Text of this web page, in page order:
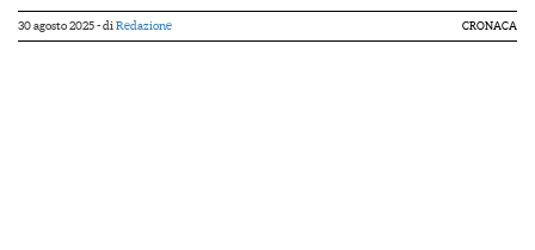
30 agosto 2025- di Redazione CRONACA